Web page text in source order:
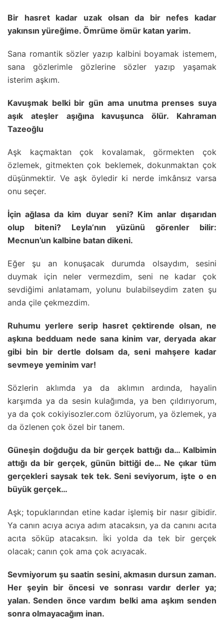
Bir hasret kadar uzak olsan da bir nefes kadar
yakınsın yüreğime. Ömrüme ömür katan yarim.
Sana romantik sözler yazıp kalbini boyamak istemem,
sana gözlerimle gözlerine sözler yazıp yaşamak
isterim aşkım.
Kavuşmak belki bir gün ama unutma prenses suya
aşık ateşler aşığına kavuşunca ölür. Kahraman
Tazeoğlu
Aşk kaçmaktan çok kovalamak, görmekten çok
özlemek, gitmekten çok beklemek, dokunmaktan çok
düşünmektir. Ve aşk öyledir ki nerde imkânsız varsa
onu seçer.
İçin ağlasa da kim duyar seni? Kim anlar dışarıdan
olup biteni? Leyla’nın yüzünü görenler bilir:
Mecnun’un kalbine batan dikeni.
Eğer şu an konuşacak durumda olsaydım, sesini
duymak için neler vermezdim, seni ne kadar çok
sevdiğimi anlatamam, yolunu bulabilseydim zaten şu
anda çile çekmezdim.
Ruhumu yerlere serip hasret çektirende olsan, ne
aşkına bedduam nede sana kinim var, deryada akar
gibi bin bir dertle dolsam da, seni mahşere kadar
sevmeye yeminim var!
Sözlerin aklımda ya da aklımın ardında, hayalin
karşımda ya da sesin kulağımda, ya ben çıldırıyorum,
ya da çok cokiyisozler.com özlüyorum, ya özlemek, ya
da özlenen çok özel bir tanem.
Güneşin doğduğu da bir gerçek battığı da… Kalbimin
attığı da bir gerçek, günün bittiği de… Ne çıkar tüm
gerçekleri saysak tek tek. Seni seviyorum, işte o en
büyük gerçek…
Aşk; topuklarından etine kadar işlemiş bir nasır gibidir.
Ya canın acıya acıya adım atacaksın, ya da canını acıta
acıta söküp atacaksın. İki yolda da tek bir gerçek
olacak; canın çok ama çok acıyacak.
Sevmiyorum şu saatin sesini, akmasın dursun zaman.
Her şeyin bir öncesi ve sonrası vardır derler ya;
yalan. Senden önce vardım belki ama aşkım senden
sonra olmayacağım inan.